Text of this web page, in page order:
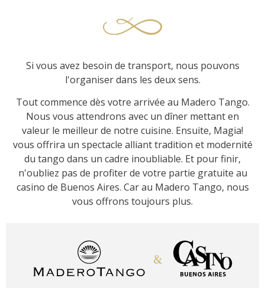
Si vous avez besoin de transport, nous pouvons
l'organiser dans les deux sens.
Tout commence dès votre arrivée au Madero Tango.
Nous vous attendrons avec un dîner mettant en
valeur le meilleur de notre cuisine. Ensuite, Magia!
vous offrira un spectacle alliant tradition et modernité
du tango dans un cadre inoubliable. Et pour finir,
n'oubliez pas de profiter de votre partie gratuite au
casino de Buenos Aires. Car au Madero Tango, nous
vous offrons toujours plus.